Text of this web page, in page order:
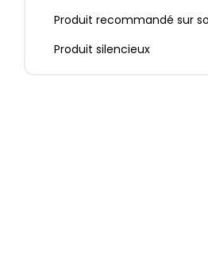
Produit recommandé sur
Produit silencieux